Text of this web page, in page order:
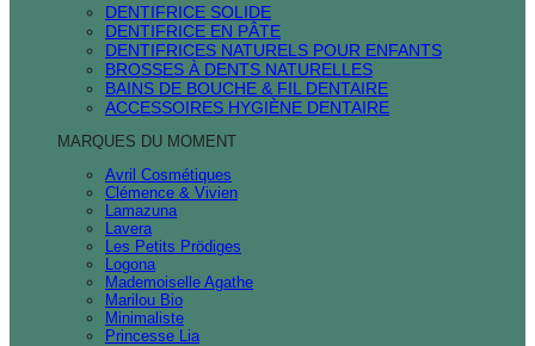
DENTIFRICE SOLIDE
DENTIFRICE EN PÂTE
DENTIFRICES NATURELS POUR ENFANTS
BROSSES À DENTS NATURELLES
BAINS DE BOUCHE & FIL DENTAIRE
ACCESSOIRES HYGIÈNE DENTAIRE
MARQUES DU MOMENT
Avril Cosmétiques
Clémence & Vivien
Lamazuna
Lavera
Les Petits Prödiges
Logona
Mademoiselle Agathe
Marilou Bio
Minimaliste
Princesse Lia